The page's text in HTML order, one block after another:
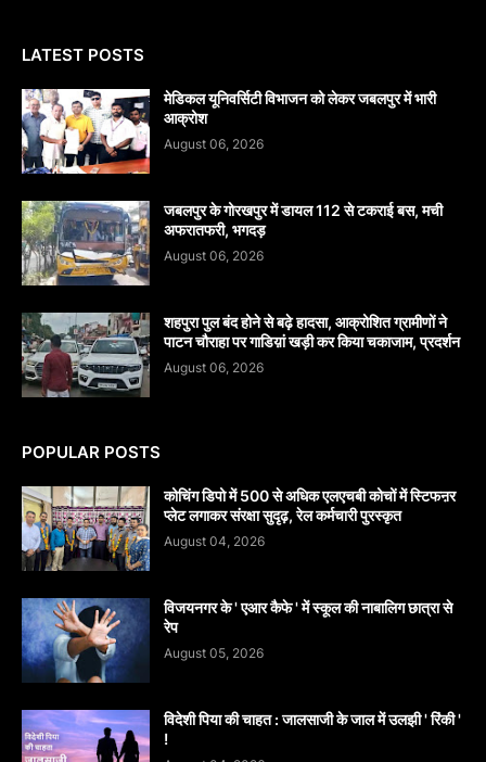
LATEST POSTS
मेडिकल यूनिवर्सिटी विभाजन को लेकर जबलपुर में भारी
आक्रोश
August 06, 2026
जबलपुर के गोरखपुर में डायल 112 से टकराई बस, मची
अफरातफरी, भगदड़
August 06, 2026
शहपुरा पुल बंद होने से बढ़े हादसा, आक्रोशित ग्रामीणों ने
पाटन चौराहा पर गाडिय़ां खड़ी कर किया चकाजाम, प्रदर्शन
August 06, 2026
POPULAR POSTS
कोचिंग डिपो में 500 से अधिक एलएचबी कोचों में स्टिफऩर
प्लेट लगाकर संरक्षा सुदृढ़, रेल कर्मचारी पुरस्कृत
August 04, 2026
विजयनगर के ' एआर कैफे ' में स्कूल की नाबालिग छात्रा से
रेप
August 05, 2026
विदेशी पिया की चाहत : जालसाजी के जाल में उलझी ' रिंकी '
!